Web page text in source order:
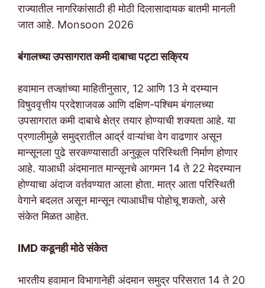
राज्यातील नागरिकांसाठी ही मोठी दिलासादायक बातमी मानली
जात आहे. Monsoon 2026
बंगालच्या उपसागरात कमी दाबाचा पट्टा सक्रिय
हवामान तज्ज्ञांच्या माहितीनुसार, 12 आणि 13 मे दरम्यान
विषुववृत्तीय प्रदेशाजवळ आणि दक्षिण-पश्चिम बंगालच्या
उपसागरात कमी दाबाचे क्षेत्र तयार होण्याची शक्यता आहे. या
प्रणालीमुळे समुद्रातील आर्द्र वाऱ्यांचा वेग वाढणार असून
मान्सूनला पुढे सरकण्यासाठी अनुकूल परिस्थिती निर्माण होणार
आहे. याआधी अंदमानात मान्सूनचे आगमन 14 ते 22 मेदरम्यान
होण्याचा अंदाज वर्तवण्यात आला होता. मात्र आता परिस्थिती
वेगाने बदलत असून मान्सून त्याआधीच पोहोचू शकतो, असे
संकेत मिळत आहेत.
IMD कडूनही मोठे संकेत
भारतीय हवामान विभागानेही अंदमान समुद्र परिसरात 14 ते 20